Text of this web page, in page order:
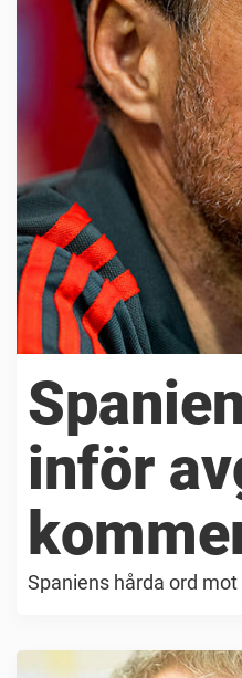
inför
Spaniens hårda ord